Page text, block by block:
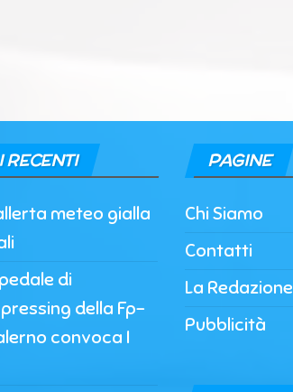
RECENTI
meteo gialla
di
della Fp-
convoca I
PAGINE
Chi Siamo
Contatti
La Redazione
Pubblicità